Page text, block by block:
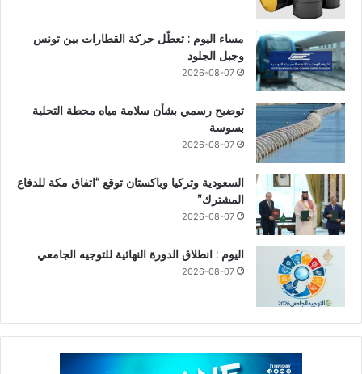
مساء اليوم : تعطّل حركة القطارات بين تونس
وجبل الجلود
2026-08-07
توضيح رسمي بشأن سلامة مياه محطة التحلية
بسوسة
2026-08-07
السعودية وتركيا وباكستان توقع “اتفاق مكة للدفاع
المشترك”
2026-08-07
اليوم : انطلاق الدورة النهائية للتوجيه الجامعي
2026-08-07